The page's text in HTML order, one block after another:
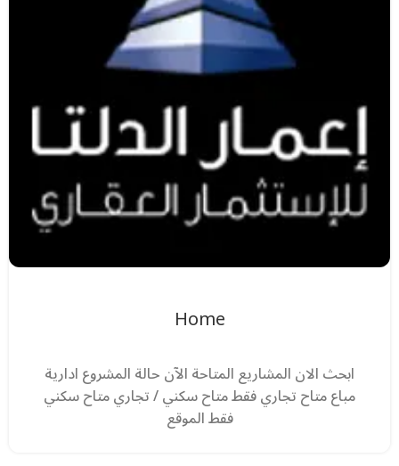
Home
ابحث الان المشاريع المتاحة الآن حالة المشروع ادارية
مباع متاح تجاري فقط متاح سكني / تجاري متاح سكني
فقط الموقع